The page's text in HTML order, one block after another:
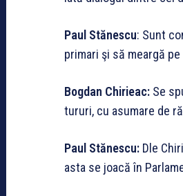
Paul Stănescu: Sunt
primari şi să meargă
Bogdan Chirieac: Se
tururi, cu asumare de
Paul Stănescu: Dle
asta se joacă în